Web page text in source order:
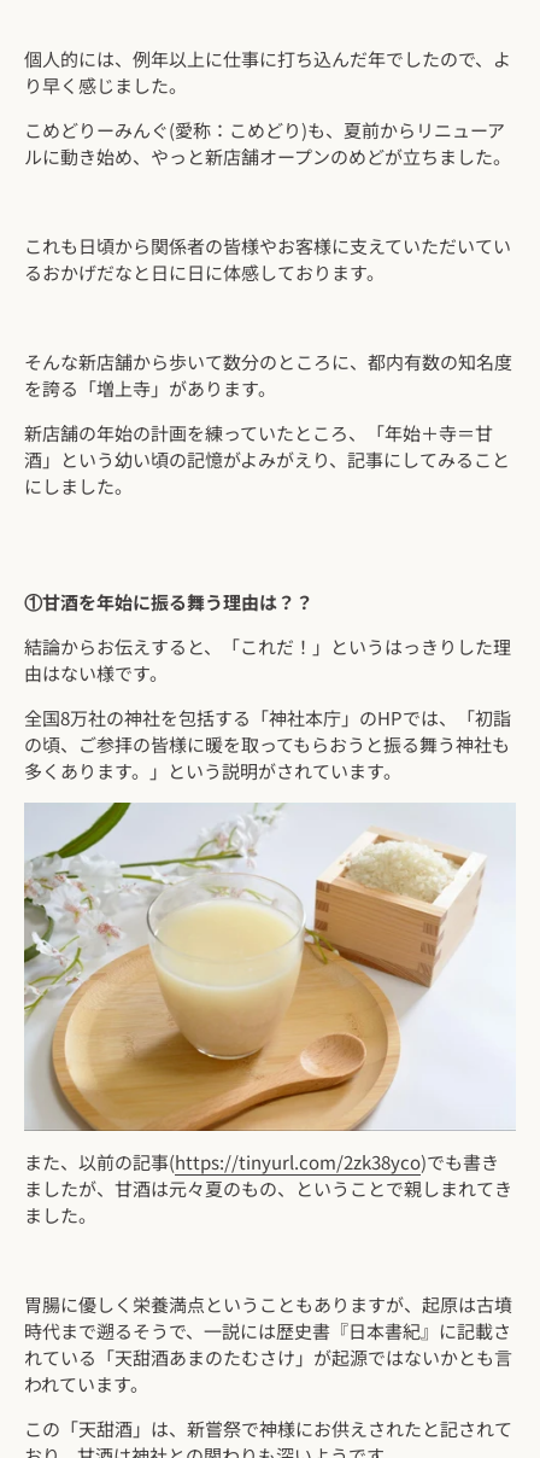
個人的には、例年以上に仕事に打ち込んだ年でしたので、よ
り早く感じました。
こめどりーみんぐ(愛称：こめどり)も、夏前からリニューア
ルに動き始め、やっと新店舗オープンのめどが立ちました。
これも日頃から関係者の皆様やお客様に支えていただいてい
るおかげだなと日に日に体感しております。
そんな新店舗から歩いて数分のところに、都内有数の知名度
を誇る「増上寺」があります。
新店舗の年始の計画を練っていたところ、「年始＋寺＝甘
酒」という幼い頃の記憶がよみがえり、記事にしてみること
にしました。
①甘酒を年始に振る舞う理由は？？
結論からお伝えすると、「これだ！」というはっきりした理
由はない様です。
全国8万社の神社を包括する「神社本庁」のHPでは、「初詣
の頃、ご参拝の皆様に暖を取ってもらおうと振る舞う神社も
多くあります。」という説明がされています。
また、以前の記事(https://tinyurl.com/2zk38yco)でも書き
ましたが、甘酒は元々夏のもの、ということで親しまれてき
ました。
胃腸に優しく栄養満点ということもありますが、起原は古墳
時代まで遡るそうで、一説には歴史書『日本書紀』に記載さ
れている「天甜酒あまのたむさけ」が起源ではないかとも言
われています。
この「天甜酒」は、新嘗祭で神様にお供えされたと記されて